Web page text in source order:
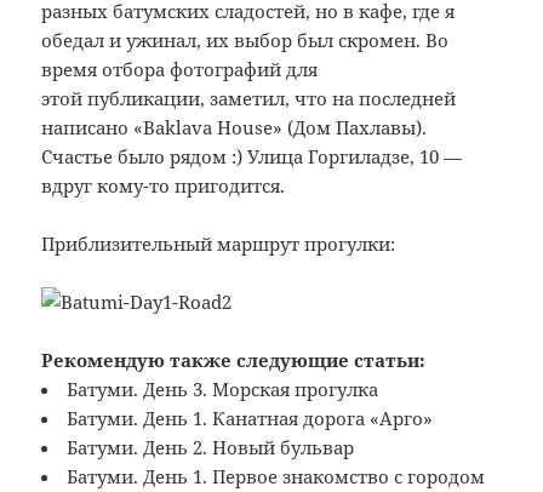
разных батумских сладостей, но в кафе, где я
обедал и ужинал, их выбор был скромен. Во
время отбора фотографий для
этой публикации, заметил, что на последней
написано «Baklava House» (Дом Пахлавы).
Счастье было рядом :) Улица Горгиладзе, 10 —
вдруг кому-то пригодится.
Приблизительный маршрут прогулки:
Рекомендую также следующие статьи:
Батуми. День 3. Морская прогулка
Батуми. День 1. Канатная дорога «Арго»
Батуми. День 2. Новый бульвар
Батуми. День 1. Первое знакомство с городом